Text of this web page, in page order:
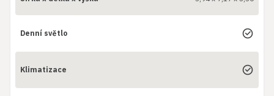
Denní světlo
Klimatizace